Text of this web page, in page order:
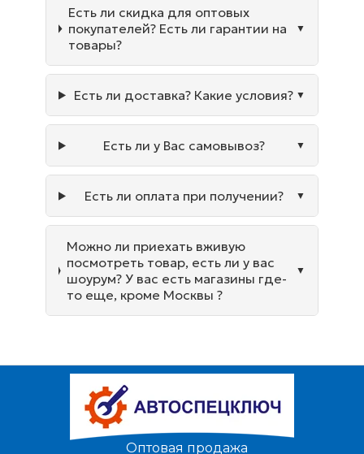
Есть ли скидка для оптовых
покупателей? Есть ли гарантии на
товары?
Есть ли доставка? Какие условия?
Есть ли у Вас самовывоз?
Есть ли оплата при получении?
Можно ли приехать вживую
посмотреть товар, есть ли у вас
шоурум? У вас есть магазины где-
то еще, кроме Москвы ?
Оптовая продажа